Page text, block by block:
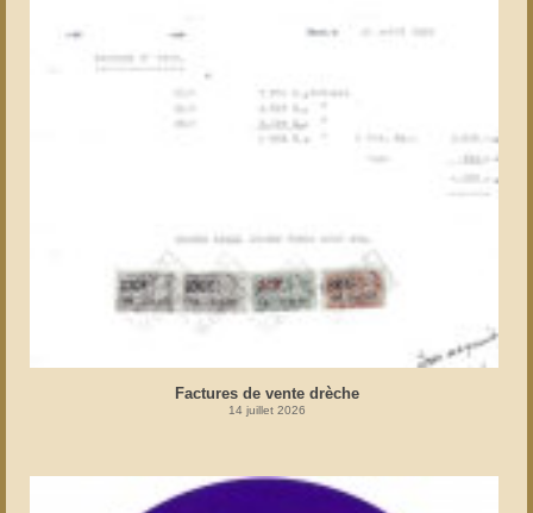
Factures de vente drèche
14 juillet 2026